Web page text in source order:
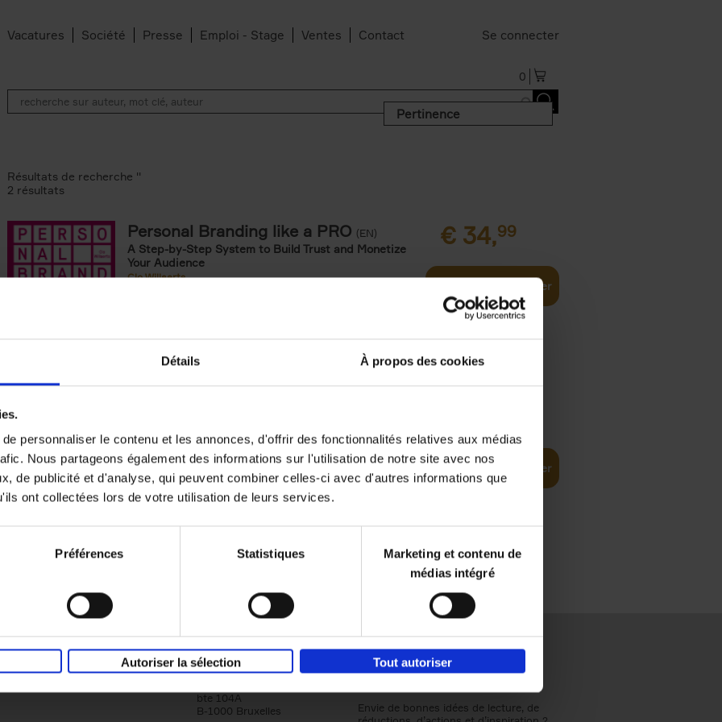
Détails À propos des cookies
personnaliser le contenu et les annonces, d'offrir des fonctionnalités relatives aux médias
Nous partageons également des informations sur l'utilisation de notre site avec nos
de publicité et d'analyse, qui peuvent combiner celles-ci avec d'autres informations que
ont collectées lors de votre utilisation de leurs services.
Préférences Statistiques
Marketing et contenu de
médias intégré
Autoriser la sélection Tout autoriser
Vacatures Société Presse Emploi - Stage Ventes Contact Se connecter
0
Pertinence
Résultats de recherche ''
2 résultats
Personal Branding like a PRO (EN)
A Step-by-Step System to Build Trust and Monetize
Your Audience
Clo Willaerts
€ 34,99
Ajouter au panier
Planning to Promoting
Clo Willaerts
Couverture souple
352 Ajouter au panier
Société
Qui sommes-nous?
Éditions Racine
Tour & Taxis
bte 104A
B-1000 Bruxelles
Envie de bonnes idées de lecture, de